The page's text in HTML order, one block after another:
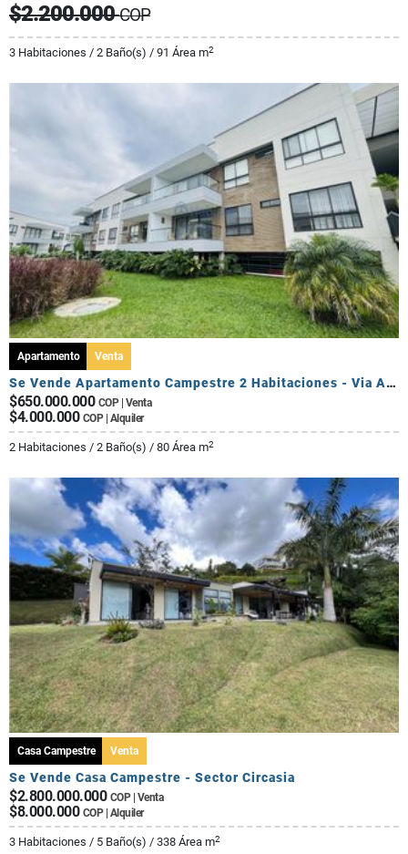
$2.200.000COP
3 Habitaciones / 2 Baño(s) / 91 Área m2
Apartamento Venta
Se Vende Apartamento Campestre 2 Habitaciones - Via Al Caimo
$650.000.000 COP | Venta
$4.000.000 COP | Alquiler
2 Habitaciones / 2 Baño(s) / 80 Área m2
Casa Campestre Venta
Se Vende Casa Campestre - Sector Circasia
$2.800.000.000 COP | Venta
$8.000.000 COP | Alquiler
3 Habitaciones / 5 Baño(s) / 338 Área m2